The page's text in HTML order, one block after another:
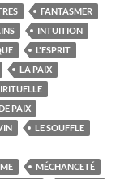
FANTASMER
INTUITION
L'ESPRIT
LA PAIX
PAIX
LE SOUFFLE
MÉCHANCETÉ